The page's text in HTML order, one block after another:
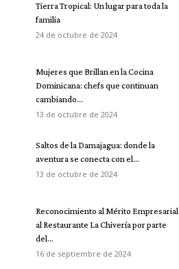
Tierra Tropical: Un lugar para toda la
familia
24 de octubre de 2024
Mujeres que Brillan en la Cocina
Dominicana: chefs que continuan
cambiando...
13 de octubre de 2024
Saltos de la Damajagua: donde la
aventura se conecta con el...
13 de octubre de 2024
Reconocimiento al Mérito Empresarial
al Restaurante La Chivería por parte
del...
16 de septiembre de 2024